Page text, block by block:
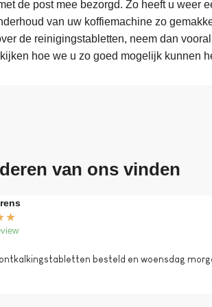
de post mee bezorgd. Zo heeft u weer
van uw koffiemachine zo
de reinigingstabletten, neem dan
hoe we u zo goed mogelijk kunnen
van ons vinden
★
besteld en woensdag